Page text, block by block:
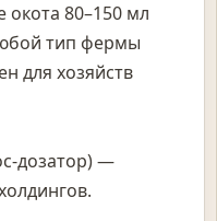
80–150 мл
тип фермы
для хозяйств
дозатор) —